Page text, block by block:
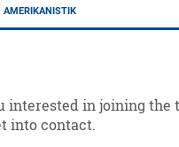
AMERIKANISTIK
in joining the
into contact.